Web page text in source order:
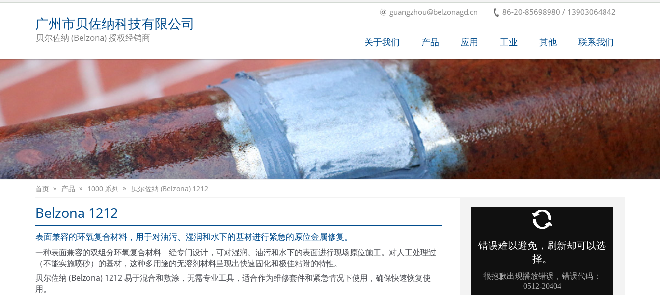
86-20-85698980 / 13903064842
guangzhou@belzonagd.cn
广州市贝佐纳科技有限公司
贝尔佐纳 (Belzona) 授权经销商 关于我们 产品 应用 工业 其他 联系我们
首页 产品 1000 系列 贝尔佐纳 (Belzona) 1212
Belzona 1212
表面兼容的环氧复合材料，用于对油污、湿润和水下的基材进行紧急的原位金属修复。
一种表面兼容的双组分环氧复合材料，经专门设计，可对湿润、油污和水下的表面进行现场原位施工。对人工处理过
（不能实施喷砂）的基材，这种多用途的无溶剂材料呈现出快速固化和极佳粘附的特性。
贝尔佐纳 (Belzona) 1212 易于混合和敷涂，无需专业工具，适合作为维修套件和紧急情况下使用，确保快速恢复使
用。